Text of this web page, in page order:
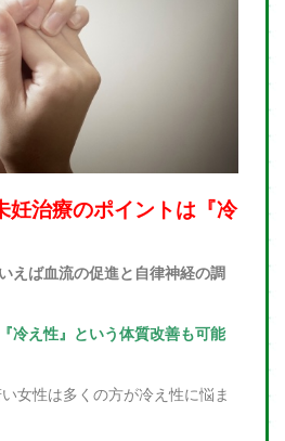
妊治療のポイントは『冷
えば血流の促進と自律神経の調
『冷え性』という体質改善も可能
女性は多くの方が冷え性に悩ま